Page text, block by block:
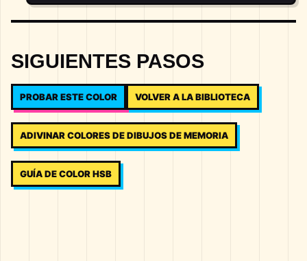
SIGUIENTES PASOS
PROBAR ESTE COLOR VOLVER A LA BIBLIOTECA
ADIVINAR COLORES DE DIBUJOS DE MEMORIA
GUÍA DE COLOR HSB